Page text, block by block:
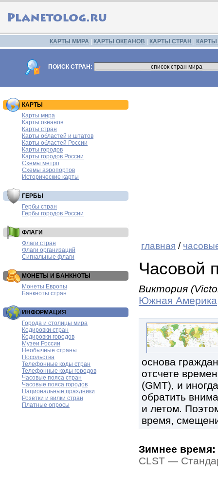
КАРТЫ МИРА КАРТЫ ОКЕАНОВ КАРТЫ СТРАН
ПОИСК СТРАН:
КАРТЫ
Карты мира
Карты океанов
Карты стран
Карты областей и штатов
Карты областей России
Карты городов
Карты городов России
Схемы метро
Схемы аэропортов
Исторические карты
ГЕРБЫ
Гербы стран
Гербы городов России
ФЛАГИ
Флаги стран
Флаги организаций
Сигнальные флаги
МОНЕТЫ И БАНКНОТЫ
Монеты Европы
Банкноты стран
ИНФОРМАЦИЯ
Города и столицы мира
Кодировки стран
Кодировки городов
Музеи России
Необычные страны
Посольства
Телефонные коды стран
Телефонные коды городов
Часовые пояса стран
Часовые пояса городов
Национальные праздники
Розетки и вилки стран
Платные опросы
главная /
Часовой
Виктория
Южная Америка
основа
отсчете
(GMT), и
обратить
и летом.
время,
Зимнее время:
CLST —